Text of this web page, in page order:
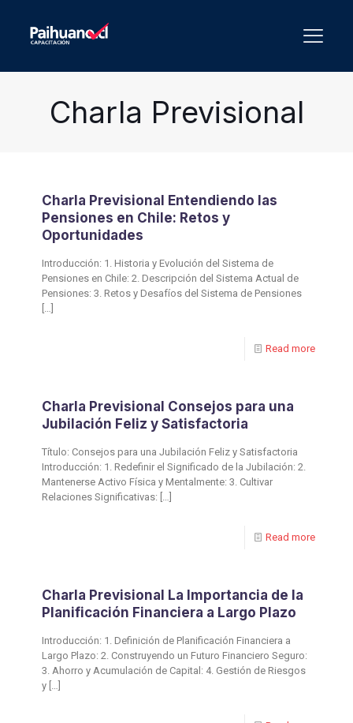
Charla Previsional
Charla Previsional Entendiendo las
Pensiones en Chile: Retos y
Oportunidades
Introducción: 1. Historia y Evolución del Sistema de
Pensiones en Chile: 2. Descripción del Sistema Actual de
Pensiones: 3. Retos y Desafíos del Sistema de Pensiones
Read more
Charla Previsional Consejos para una
Jubilación Feliz y Satisfactoria
Título: Consejos para una Jubilación Feliz y Satisfactoria
Introducción: 1. Redefinir el Significado de la Jubilación: 2.
Mantenerse Activo Física y Mentalmente: 3. Cultivar
Relaciones Significativas:
Read more
Charla Previsional La Importancia de la
Planificación Financiera a Largo Plazo
Introducción: 1. Definición de Planificación Financiera a
Largo Plazo: 2. Construyendo un Futuro Financiero Seguro:
3. Ahorro y Acumulación de Capital: 4. Gestión de Riesgos
y